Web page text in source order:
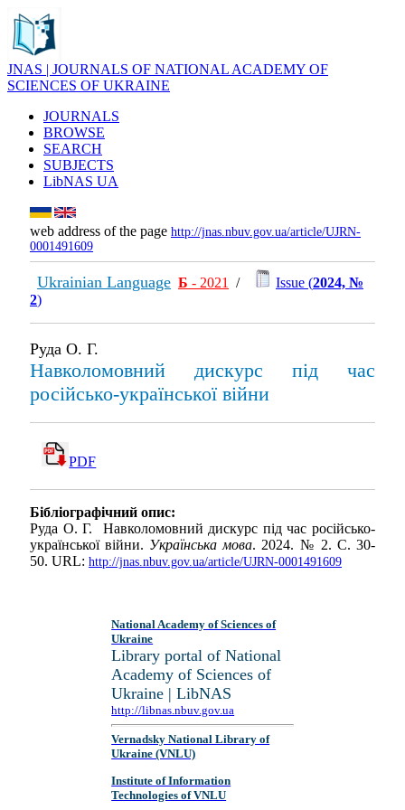
JNAS | JOURNALS OF NATIONAL ACADEMY OF
SCIENCES OF UKRAINE
JOURNALS
BROWSE
SEARCH
SUBJECTS
LibNAS UA
web address of the page http://jnas.nbuv.gov.ua/article/UJRN-
0001491609
Ukrainian Language Б - 2021 / Issue (2024, №
2)
Руда О. Г.
Навколомовний дискурс під час
російсько-української війни
PDF
Бібліографічний опис:
Руда О. Г. Навколомовний дискурс під час російсько-
української війни. Українська мова. 2024. № 2. С. 30-
50. URL: http://jnas.nbuv.gov.ua/article/UJRN-0001491609
National Academy of Sciences of
Ukraine
Library portal of National
Academy of Sciences of
Ukraine | LibNAS
http://libnas.nbuv.gov.ua
Vernadsky National Library of
Ukraine (VNLU)
Institute of Information
Technologies of VNLU